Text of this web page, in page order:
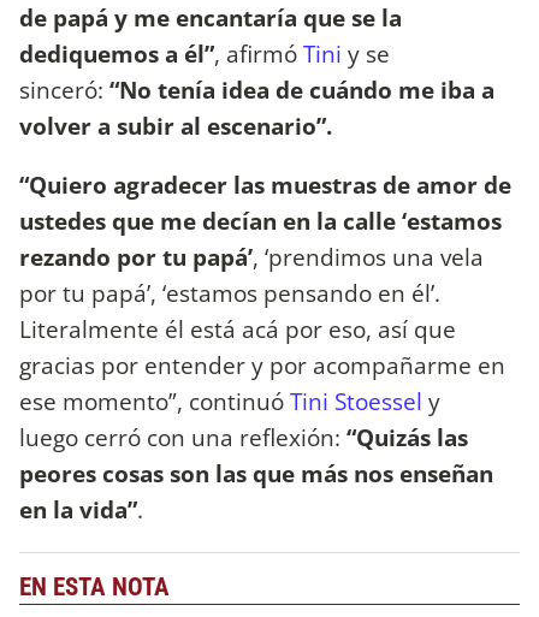
de papá y me encantaría que se la
dediquemos a él”, afirmóTini y se
sinceró: “No tenía idea de cuándo me iba a
volver a subir al escenario”.
“Quiero agradecer las muestras de amor de
ustedes que me decían en la calle ‘estamos
rezando por tu papá’, ‘prendimos una vela
por tu papá’, ‘estamos pensando en él’.
Literalmente él está acá por eso, así que
gracias por entender y por acompañarme en
ese momento”, continuóTini Stoessel y
luego cerró con una reflexión: “Quizás las
peores cosas son las que más nos enseñan
en la vida”.
EN ESTA NOTA